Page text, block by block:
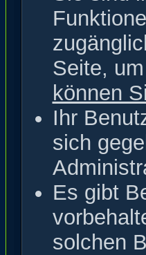
Seite,
können
Ihr
sich
Es gibt
solchen